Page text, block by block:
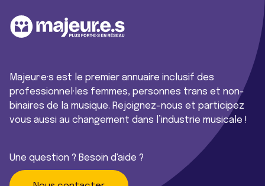
Majeur·e·s est le premier annuaire inclusif des
professionnel·les femmes, personnes trans et non-
binaires de la musique. Rejoignez-nous et participez
vous aussi au changement dans l’industrie musicale !
Une question ? Besoin d'aide ?